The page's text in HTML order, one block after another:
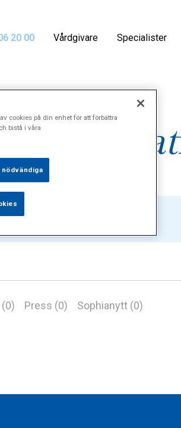
20 00 Vårdgivare Specialister
Press (0) Sophianytt (0)
cookies på din enhet för att förbättra
bistå i våra